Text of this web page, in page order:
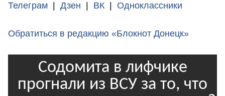
Телеграм Дзен ВК Одноклассники
Обратиться в редакцию «Блокнот Донецк»